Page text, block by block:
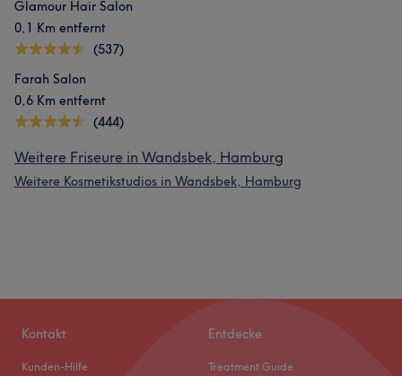
Glamour Hair Salon
0,1 Km entfernt
(537)
Farah Salon
0,6 Km entfernt
(444)
Weitere Friseure in Wandsbek, Hamburg
Weitere Kosmetikstudios in Wandsbek, Hamburg
Kontakt
Kunden-Hilfe
Entdecke
Treatment Guide